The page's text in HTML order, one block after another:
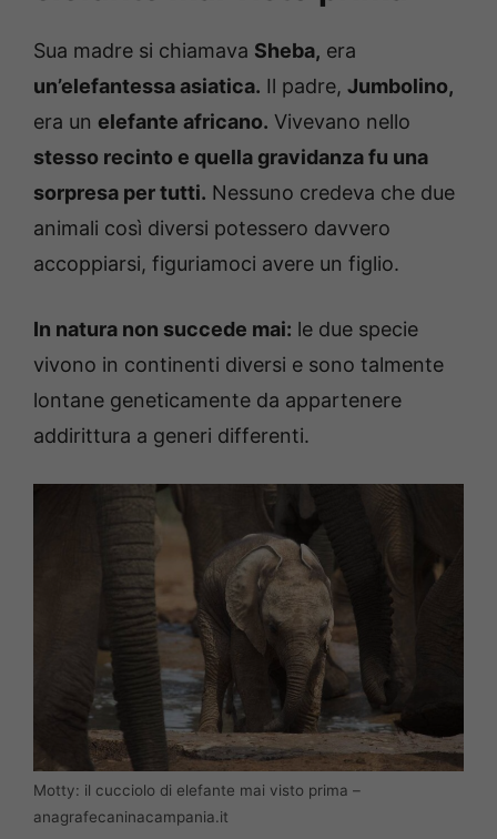
Sua madre si chiamava Sheba, era
un’elefantessa asiatica. Il padre, Jumbolino,
era un elefante africano. Vivevano nello
stesso recinto e quella gravidanza fu una
sorpresa per tutti. Nessuno credeva che due
animali così diversi potessero davvero
accoppiarsi, figuriamoci avere un figlio.
In natura non succede mai: le due specie
vivono in continenti diversi e sono talmente
lontane geneticamente da appartenere
addirittura a generi differenti.
Motty: il cucciolo di elefante mai visto prima –
anagrafecaninacampania.it